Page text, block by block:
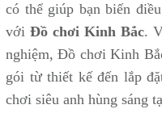
có thể giúp bạn biến
vớiĐồ chơi Kinh Bắc.
nghiệm, Đồ chơi Kinh
gói từ thiết kế đến lắp
chơi siêu anh hùng sáng